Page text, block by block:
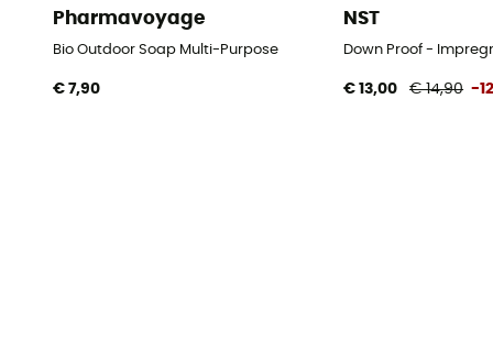
Pharmavoyage
Bio Outdoor Soap Multi-Purpose
€ 7,90
NST
Down Proof -
€ 13,00 € 14,90 -